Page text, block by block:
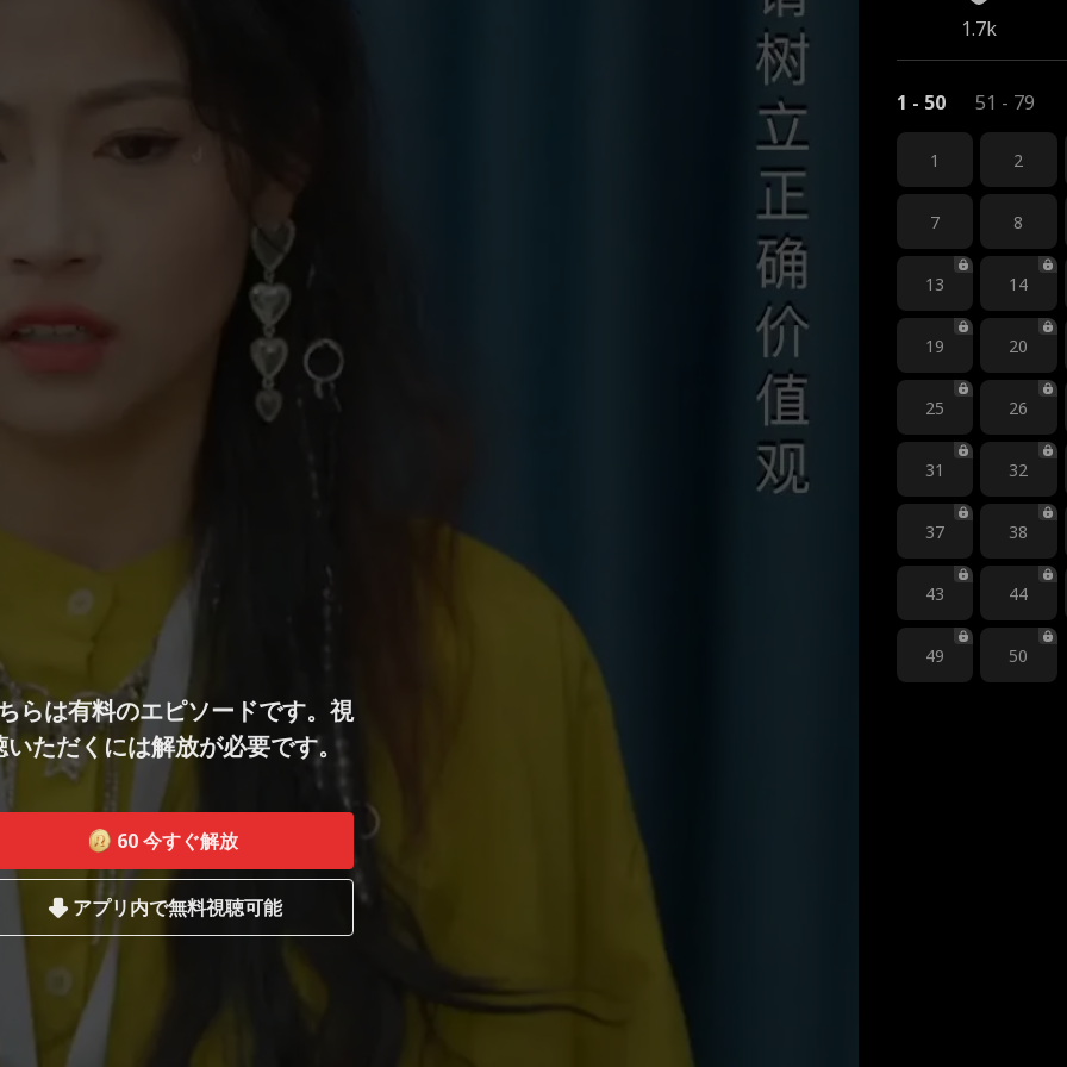
らは有料のエピソードです。視
いただくには解放が必要です。
60 今すぐ解放
アプリ内で無料視聴可能
1.7k
1 - 50 51 - 79
1 2
7 8
13 14
19 20
25 26
31 32
37 38
43 44
49 50